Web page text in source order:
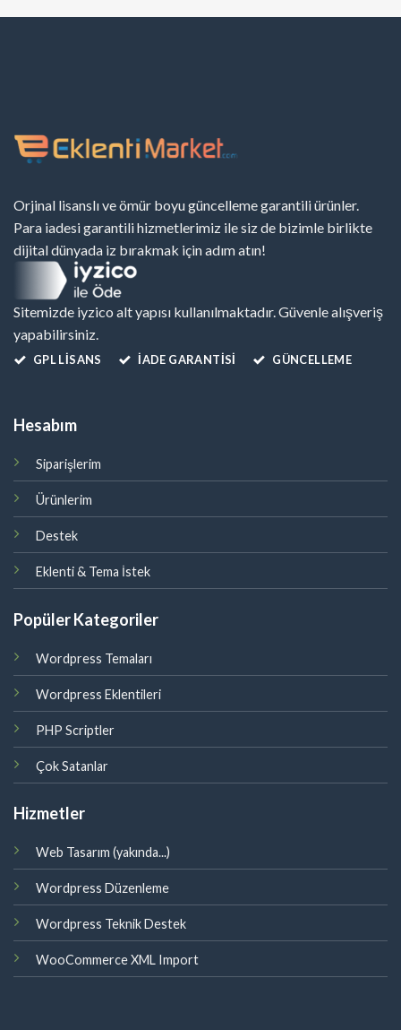
Orjinal lisanslı ve ömür boyu güncelleme garantili ürünler.
Para iadesi garantili hizmetlerimiz ile siz de bizimle birlikte
dijital dünyada iz bırakmak için adım atın!
Sitemizde iyzico alt yapısı kullanılmaktadır. Güvenle alışveriş
yapabilirsiniz.
GPL LISANS İADE GARANTİSİ GÜNCELLEME
Hesabım
Siparişlerim
Ürünlerim
Destek
Eklenti & Tema İstek
Popüler Kategoriler
Wordpress Temaları
Wordpress Eklentileri
PHP Scriptler
Çok Satanlar
Hizmetler
Web Tasarım (yakında...)
Wordpress Düzenleme
Wordpress Teknik Destek
WooCommerce XML Import